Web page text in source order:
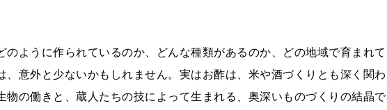
のように作られているのか、どんな種類があるのか、どの地域で育まれて
、意外と少ないかもしれません。実はお酢は、米や酒づくりとも深く関わ
物の働きと、蔵人たちの技によって生まれる、奥深いものづくりの結晶で